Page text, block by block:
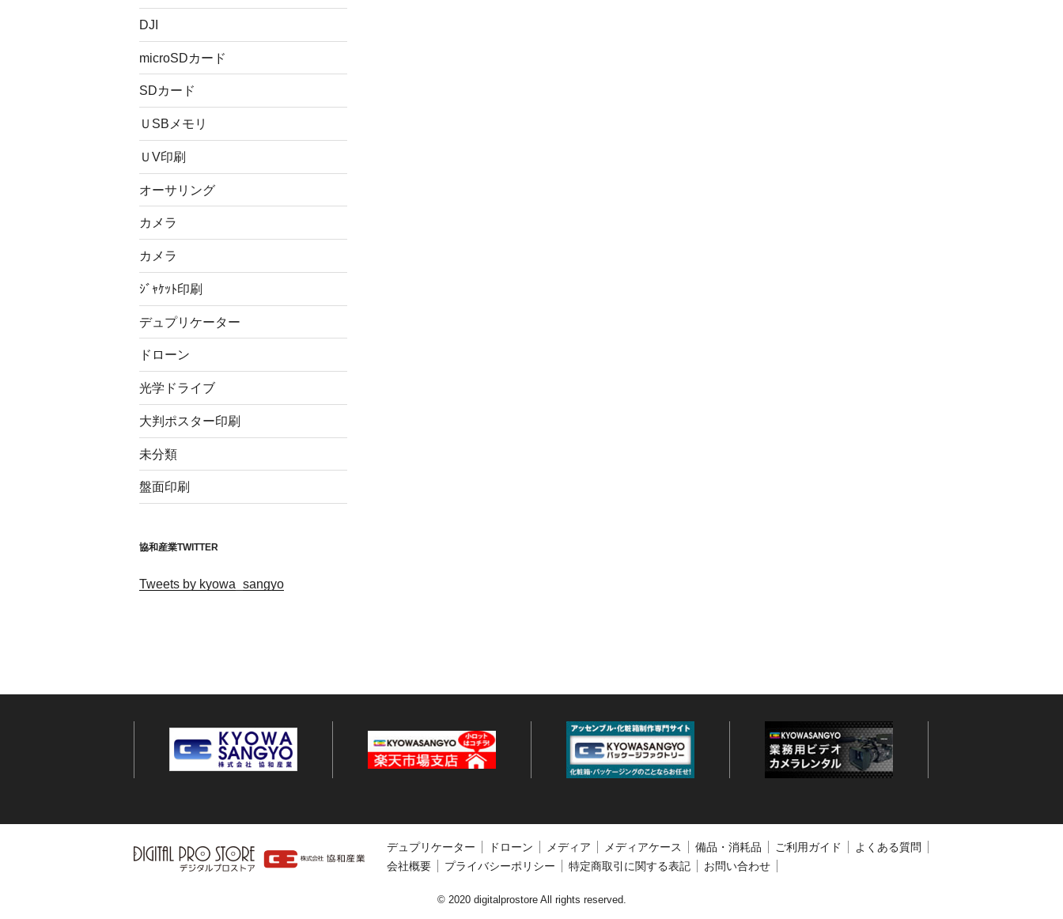
DJI
microSDカード
SDカード
ＵSBメモリ
ＵV印刷
オーサリング
カメラ
カメラ
ｼﾞｬｹｯﾄ印刷
デュプリケーター
ドローン
光学ドライブ
大判ポスター印刷
未分類
盤面印刷
協和産業TWITTER
Tweets by kyowa_sangyo
デュプリケーター ドローン メディア メディアケース 備品・消耗品 ご利用ガイド
よくある質問
会社概要
プライバシーポリシー 特定商取引に関する表記 お問い合わせ
© 2020 digitalprostore All rights reserved.